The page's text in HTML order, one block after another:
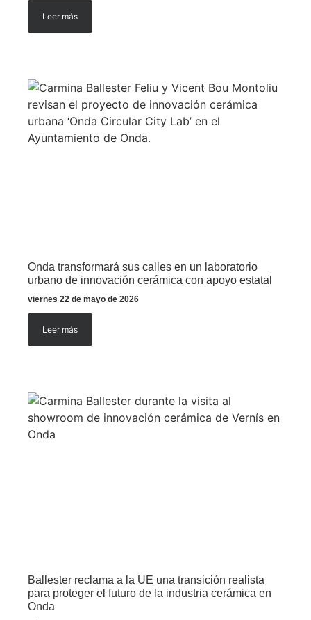
Leer más
Onda transformará sus calles en un laboratorio
urbano de innovación cerámica con apoyo estatal
viernes 22 de mayo de 2026
Leer más
Ballester reclama a la UE una transición realista
para proteger el futuro de la industria cerámica en
Onda